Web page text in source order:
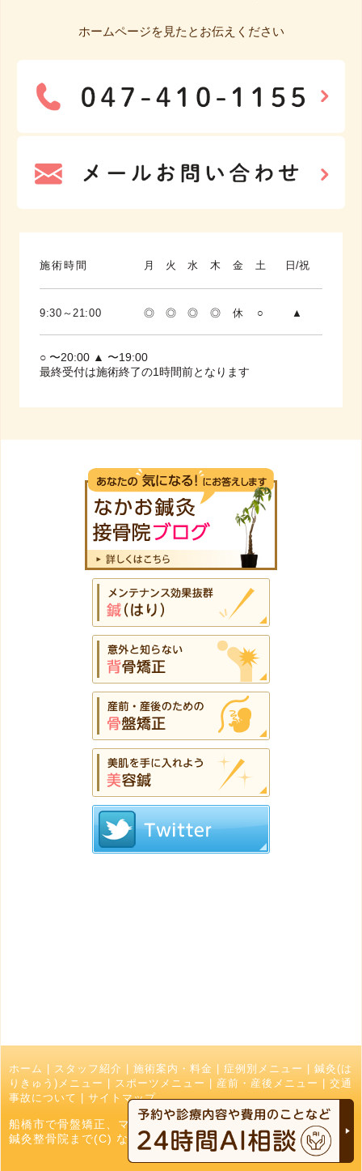
ホームページを見たとお伝えください
施術時間 月 火 水 木 金 土 日/祝
9:30～21:00 ◎ ◎ ◎ ◎ 休 ○ ▲
○ 〜20:00 ▲ 〜19:00
最終受付は施術終了の1時間前となります
ホーム スタッフ紹介 施術案内・料金 症例別メニュー
鍼灸(は
りきゅう)メニュー
スポーツメニュー 産前・産後メニュー
交通
事故について
サイトマップ
船橋市で骨盤矯正、マッサージ、接骨院でお探しの方はなかお
鍼灸整骨院まで(C) なかお鍼灸接骨院 All Right Reserved.